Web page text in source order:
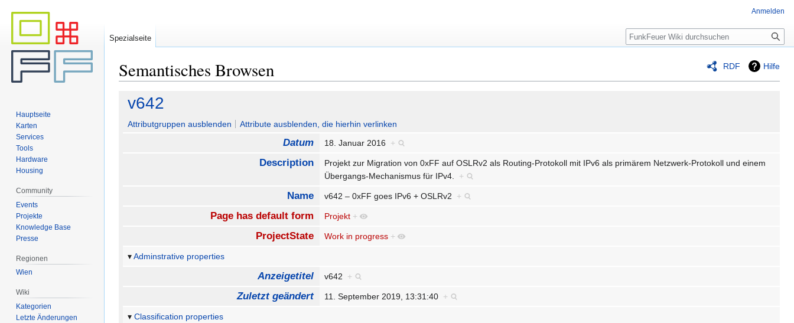
RDF Hilfe
Semantisches Browsen
Navigation
springen
Suche
springen
v642
Attributgruppen ausblenden Attribute ausblenden, die hierhin verlinken
Datum 18. Januar 2016 +
Description
Projekt zur Migration von 0xFF auf OSLRv2 als Routing-Protokoll mit IPv6 als primärem Netzwerk-Protokoll und einem
Übergangs-Mechanismus für IPv4. +
Name v642 – 0xFF goes IPv6 + OSLRv2 +
Page has default form Projekt +
ProjectState Work in progress +
Adminstrative properties
Anzeigetitel v642 +
Zuletzt geändert 11. September 2019, 13:31:40 +
Classification properties
Anmelden
Spezialseite
Suche
Hauptseite
Karten
Services
Tools
Hardware
Housing
Community
Events
Projekte
Knowledge Base
Presse
Regionen
Wien
Wiki
Kategorien
Letzte Änderungen